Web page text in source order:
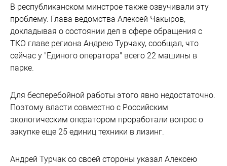
В республиканском минстрое также озвучивали эту
проблему. Глава ведомства Алексей Чакыров,
докладывая о состоянии дел в сфере обращения с
ТКО главе региона Андрею Турчаку, сообщал, что
сейчас у "Единого оператора" всего 22 машины в
парке.
Для бесперебойной работы этого явно недостаточно.
Поэтому власти совместно с Российским
экологическим оператором проработали вопрос о
закупке еще 25 единиц техники в лизинг.
Андрей Турчак со своей стороны указал Алексею